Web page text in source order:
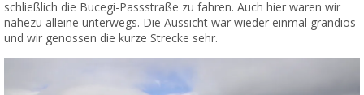
schließlich die Bucegi-Passstraße zu fahren. Auch hier waren wir
nahezu alleine unterwegs. Die Aussicht war wieder einmal grandios
und wir genossen die kurze Strecke sehr.